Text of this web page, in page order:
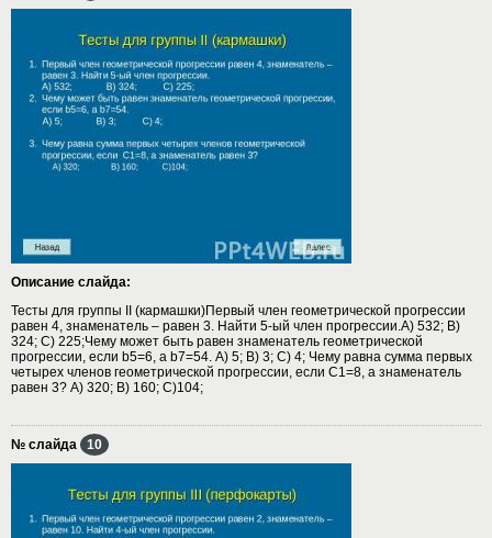
Описание слайда:
Тесты для группы II (кармашки)Первый член геометрической прогрессии
равен 4, знаменатель – равен 3. Найти 5-ый член прогрессии.А) 532; B)
324; C) 225;Чему может быть равен знаменатель геометрической
прогрессии, если b5=6, а b7=54. А) 5; B) 3; C) 4; Чему равна сумма первых
четырех членов геометрической прогрессии, если С1=8, а знаменатель
равен 3? А) 320; B) 160; C)104;
№ слайда 10